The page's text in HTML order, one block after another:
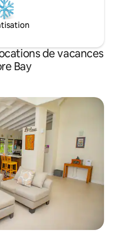
de vacances
Bay